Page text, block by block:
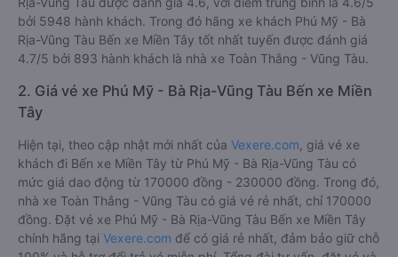
bởi 5948 hành khách. Trong đó hãng xe khách Phú Mỹ - Bà
Rịa-Vũng Tàu Bến xe Miền Tây tốt nhất tuyến được đánh giá
4.7/5 bởi 893 hành khách là nhà xe Toàn Thắng - Vũng Tàu.
2. Giá vé xe Phú Mỹ - Bà Rịa-Vũng Tàu Bến xe Miền
Tây
Hiện tại, theo cập nhật mới nhất của Vexere.com , giá vé xe
khách đi Bến xe Miền Tây từ Phú Mỹ - Bà Rịa-Vũng Tàu có
mức giá dao động từ 170000 đồng - 230000 đồng. Trong đó,
nhà xe Toàn Thắng - Vũng Tàu có giá vé rẻ nhất, chỉ 170000
đồng. Đặt vé xe Phú Mỹ - Bà Rịa-Vũng Tàu Bến xe Miền Tây
chính hãng tại Vexere.com để có giá rẻ nhất, đảm bảo giữ chỗ